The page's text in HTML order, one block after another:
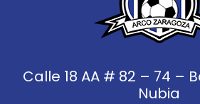
Calle 18 AA # 82 – 74 –
Nubia